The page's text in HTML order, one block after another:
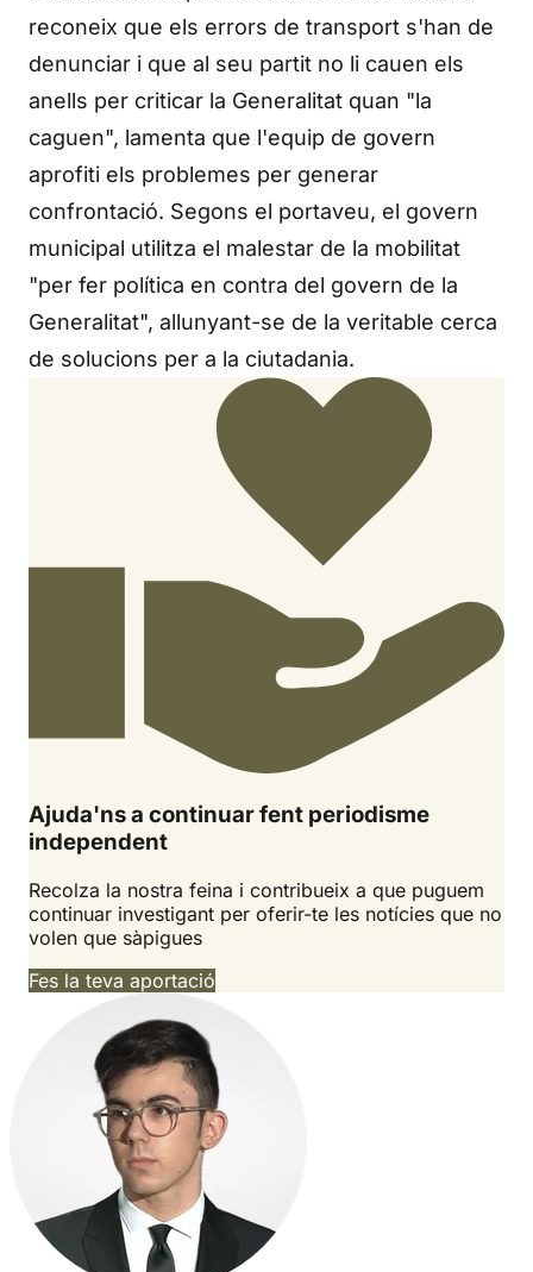
reconeix que els errors de transport s'han de
denunciar i que al seu partit no li cauen els
anells per criticar la Generalitat quan "la
caguen", lamenta que l'equip de govern
aprofiti els problemes per generar
confrontació. Segons el portaveu, el govern
municipal utilitza el malestar de la mobilitat
"per fer política en contra del govern de la
Generalitat", allunyant-se de la veritable cerca
de solucions per a la ciutadania.
Ajuda'ns a continuar fent periodisme
independent
Recolza la nostra feina i contribueix a que puguem
continuar investigant per oferir-te les notícies que no
volen que sàpigues
Fes la teva aportació